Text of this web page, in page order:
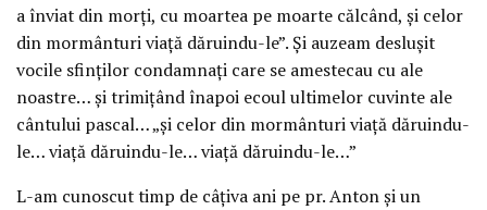
a înviat din morți, cu moartea pe moarte călcând, și celor
din mormânturi viață dăruindu-le”. Și auzeam deslușit
vocile sfinților condamnați care se amestecau cu ale
noastre… și trimițând înapoi ecoul ultimelor cuvinte ale
cântului pascal… „și celor din mormânturi viață dăruindu-
le… viață dăruindu-le… viață dăruindu-le…”
L-am cunoscut timp de câțiva ani pe pr. Anton și un